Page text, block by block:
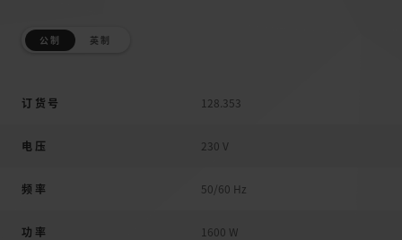
公制 英制
订货号 128.353
电压 230 V
频率 50/60 Hz
功率 1600 W